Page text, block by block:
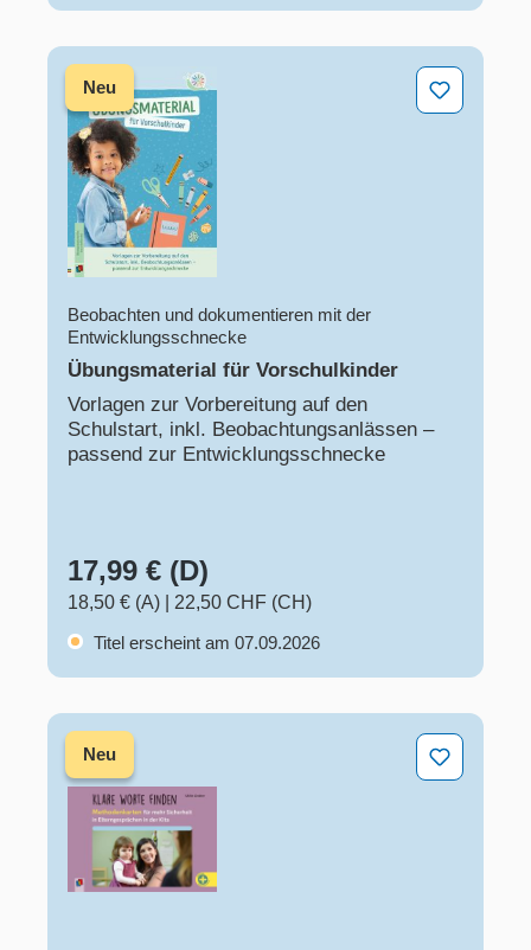
Übungsmaterial für Vorschulkinder
Neu
Beobachten und dokumentieren mit der
Entwicklungsschnecke
Übungsmaterial für Vorschulkinder
Vorlagen zur Vorbereitung auf den
Schulstart, inkl. Beobachtungsanlässen –
passend zur Entwicklungsschnecke
17,99 € (D)
18,50 € (A)
22,50 CHF (CH)
Titel erscheint am 07.09.2026
Klare Worte finden – Methodenkarten
Neu